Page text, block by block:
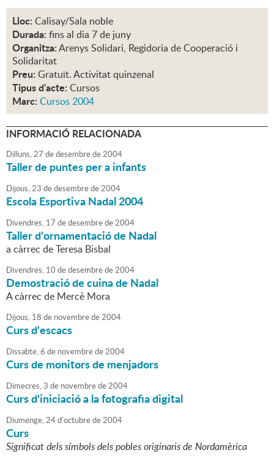
Lloc: Calisay/Sala noble
Durada: fins al dia 7 de juny
Organitza:Arenys Solidari, Regidoria de Cooperació i
Solidaritat
Preu: Gratuït. Activitat quinzenal
Tipus d'acte: Cursos
Marc: Cursos 2004
INFORMACIÓ RELACIONADA
Dilluns,27 dedesembrede2004
Taller de puntes per a infants
Dijous,23 dedesembrede2004
Escola Esportiva Nadal 2004
Divendres, 17 dedesembrede2004
Taller d'ornamentació de Nadal
a càrrec de Teresa Bisbal
Divendres, 10 dedesembrede2004
Demostració de cuina de Nadal
A càrrec de Mercè Mora
Dijous, 18 de novembrede2004
Curs d'escacs
Dissabte,6 de novembrede2004
Curs de monitors de menjadors
Dimecres,3 de novembrede2004
Curs d'iniciació a la fotografia digital
Diumenge,24d'octubrede2004
Curs
Significat dels símbols dels pobles originaris de Nordamèrica